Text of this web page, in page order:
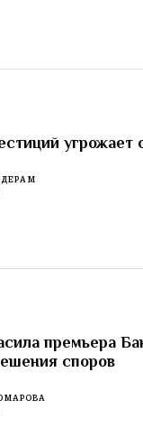
угрожает
премьера
споров